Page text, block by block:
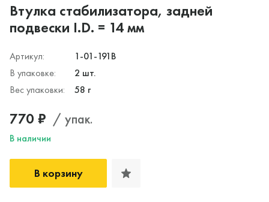
Втулка стабилизатора, задней
подвески I.D. = 14 мм
Артикул:
1-01-191B
В упаковке:
2 шт.
Вес упаковки:
58 г
770 ₽ / упак.
В наличии
В корзину